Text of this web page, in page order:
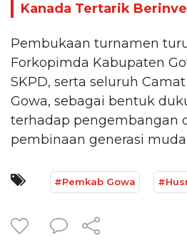
Kanada Tertarik
Pembukaan turnamen
Forkopimda Kabupaten
SKPD, serta seluruh
Gowa, sebagai bentuk
terhadap pengembangan
pembinaan generasi
#Pemkab Gowa